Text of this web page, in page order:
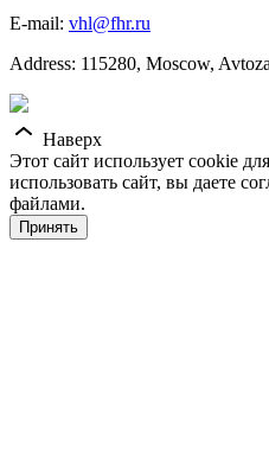
E-mail: vhl@fhr.ru
Address: 115280, Moscow,
Наверх
Этот сайт использует cookie
использовать сайт, вы даете
файлами.
Принять